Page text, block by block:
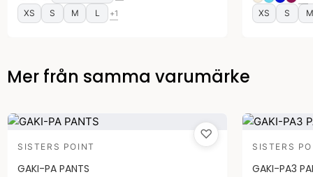
XS S M L +1 XS S M
Mer från samma varumärke
♡
SISTERS POINT
GAKI-PA PANTS
SISTERS
GAKI-PA3